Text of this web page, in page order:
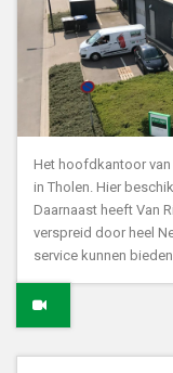
Het hoofdkantoor van
in Tholen. Hier
Daarnaast heeft Van
verspreid door heel
service kunnen